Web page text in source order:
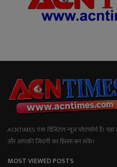
ACNTIMES एक डिजिटल न्यूज प्लेटफॉर्म है।
और आपकी जिंदगी का हिस्सा बन सकें।
MOST VIEWED POSTS